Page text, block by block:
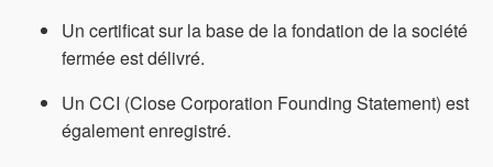
Un certificat sur la base de la fondation de la société
fermée est délivré.
Un CCI (Close Corporation Founding Statement) est
également enregistré.